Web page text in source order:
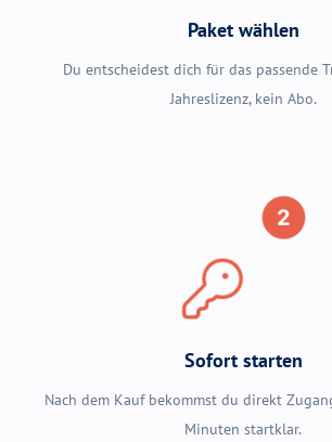
Paket wählen
Du entscheidest dich für das passende
Jahreslizenz, kein Abo.
Sofort starten
Nach dem Kauf bekommst du direkt
Minuten startklar.